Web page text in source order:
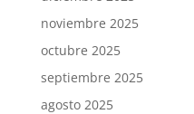
noviembre 2025
octubre 2025
septiembre 2025
agosto 2025